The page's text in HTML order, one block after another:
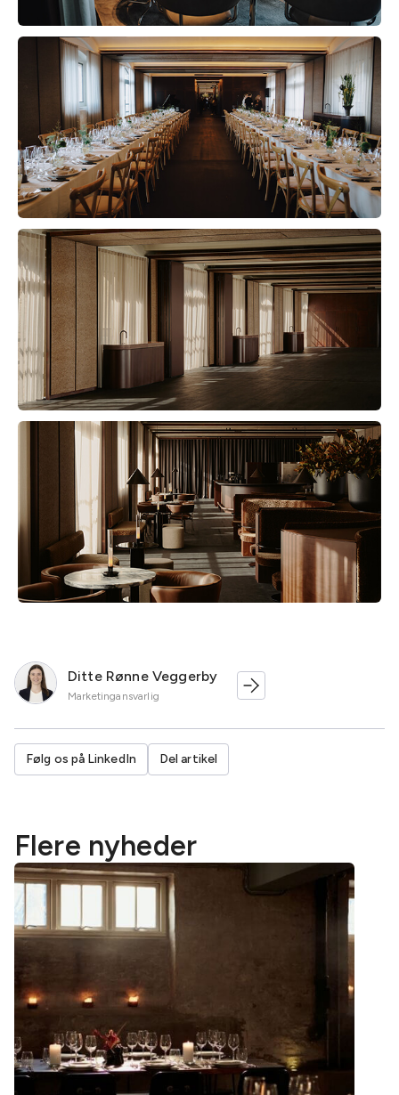
Ditte Rønne Veggerby
Marketingansvarlig
Følg os på LinkedIn Del artikel
Flere nyheder